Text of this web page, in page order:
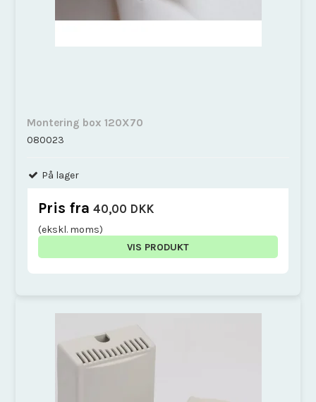
Montering box 120X70
080023
På lager
Pris fra40,00 DKK
(ekskl. moms)
VIS PRODUKT